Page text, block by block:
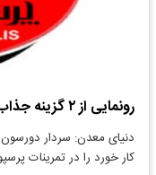
رونمایی از ۲ گزینه جذاب برای خط آتش پرسپولیس
دنیای معدن: سردار دورسون
کار خورد را در تمرینات